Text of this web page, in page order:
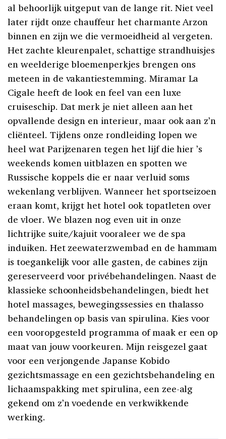
al behoorlijk uitgeput van de lange rit. Niet veel
later rijdt onze chauffeur het charmante Arzon
binnen en zijn we die vermoeidheid al vergeten.
Het zachte kleurenpalet, schattige strandhuisjes
en weelderige bloemenperkjes brengen ons
meteen in de vakantiestemming. Miramar La
Cigale heeft de look en feel van een luxe
cruiseschip. Dat merk je niet alleen aan het
opvallende design en interieur, maar ook aan z’n
cliënteel. Tijdens onze rondleiding lopen we
heel wat Parijzenaren tegen het lijf die hier ’s
weekends komen uitblazen en spotten we
Russische koppels die er naar verluid soms
wekenlang verblijven. Wanneer het sportseizoen
eraan komt, krijgt het hotel ook topatleten over
de vloer. We blazen nog even uit in onze
lichtrijke suite/kajuit vooraleer we de spa
induiken. Het zeewaterzwembad en de hammam
is toegankelijk voor alle gasten, de cabines zijn
gereserveerd voor privébehandelingen. Naast de
klassieke schoonheidsbehandelingen, biedt het
hotel massages, bewegingssessies en thalasso
behandelingen op basis van spirulina. Kies voor
een vooropgesteld programma of maak er een op
maat van jouw voorkeuren. Mijn reisgezel gaat
voor een verjongende Japanse Kobido
gezichtsmassage en een gezichtsbehandeling en
lichaamspakking met spirulina, een zee-alg
gekend om z’n voedende en verkwikkende
werking.